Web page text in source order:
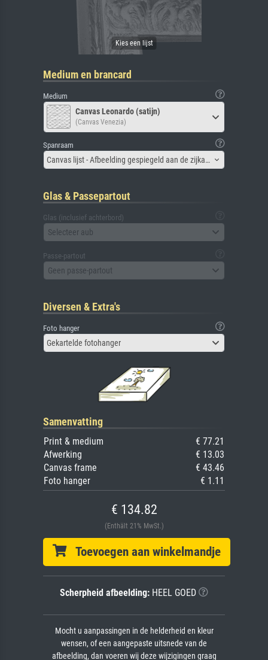
Medium en brancard
Medium
Canvas Leonardo (satijn)
(Canvas Venezia)
Spanraam
Canvas lijst - Afbeelding gespiegeld aan de zijkant
Glas & Passepartout
Glas (inclusief achterbord)
Selecteer aub
Passe-partout
Geen passe-partout
Diversen & Extra's
Foto hanger
Gekartelde fotohanger
Samenvatting
Print & medium
€ 77.21
Afwerking
€ 13.03
Canvas frame
€ 43.46
Foto hanger
€ 1.11
€ 134.82
(Enthält 21% MwSt.)
Toevoegen aan winkelmandje
Scherpheid afbeelding: HEEL GOED
Mocht u aanpassingen in de helderheid en kleur
wensen, of een aangepaste uitsnede van de
afbeelding, dan voeren wij deze wijzigingen graag